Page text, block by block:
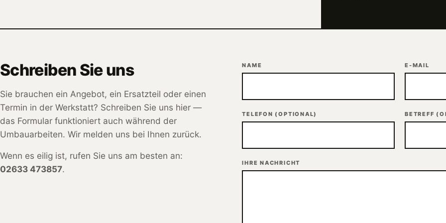
Schreiben Sie uns
Sie brauchen ein Angebot, ein Ersatzteil oder einen
Termin in der Werkstatt? Schreiben Sie uns hier —
das Formular funktioniert auch während der
Umbauarbeiten. Wir melden uns bei Ihnen zurück.
Wenn es eilig ist, rufen Sie uns am besten an:
02633 473857.
NAME E-MAIL
TELEFON (OPTIONAL) BETREFF
IHRE NACHRICHT